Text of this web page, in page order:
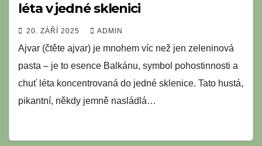
léta v jedné sklenici
20. ZÁŘÍ 2025 ADMIN
Ajvar (čtěte ajvar) je mnohem víc než jen zeleninová
pasta – je to esence Balkánu, symbol pohostinnosti a
chuť léta koncentrovaná do jedné sklenice. Tato hustá,
pikantní, někdy jemně nasládlá…